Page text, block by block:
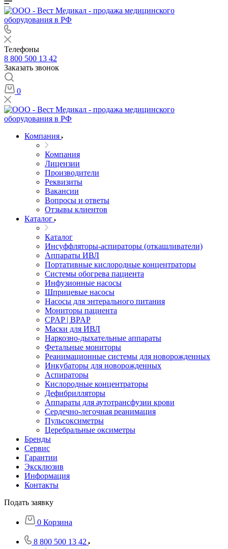
Телефоны
8 800 500 13 42
Заказать звонок
0
Компания
Компания
Лицензии
Производители
Реквизиты
Вакансии
Вопросы и ответы
Отзывы клиентов
Каталог
Каталог
Инсуффляторы-аспираторы (откашливатели)
Аппараты ИВЛ
Портативные кислородные концентраторы
Системы обогрева пациента
Инфузионные насосы
Шприцевые насосы
Насосы для энтерального питания
Мониторы пациента
CPAP | BPAP
Маски для ИВЛ
Наркозно-дыхательные аппараты
Фетальные мониторы
Реанимационные системы для новорожденных
Инкубаторы для новорожденных
Аспираторы
Кислородные концентраторы
Дефибрилляторы
Аппараты для аутотрансфузии крови
Сердечно-легочная реанимация
Пульсоксиметры
Церебральные оксиметры
Бренды
Сервис
Гарантии
Эксклюзив
Информация
Контакты
Подать заявку
0 Корзина
8 800 500 13 42